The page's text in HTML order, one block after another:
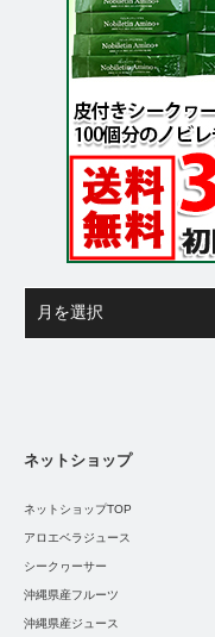
ネットショップ
ネットショップTOP
アロエベラジュース
シークヮーサー
沖縄県産フルーツ
沖縄県産ジュース